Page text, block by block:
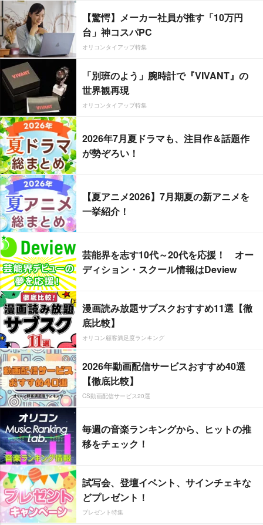
【驚愕】メーカー社員が推す「10万円
台」神コスパPC
オリコンタイアップ特集
「別班のよう」腕時計で『VIVANT』の
世界観再現
オリコンタイアップ特集
2026年7月夏ドラマも、注目作＆話題作
が勢ぞろい！
【夏アニメ2026】7月期夏の新アニメを
一挙紹介！
芸能界を志す10代～20代を応援！ オー
ディション・スクール情報はDeview
漫画読み放題サブスクおすすめ11選【徹
底比較】
オリコン顧客満足度ランキング
2026年動画配信サービスおすすめ40選
【徹底比較】
CS動画配信サービス20選
毎週の音楽ランキングから、ヒットの推
移をチェック！
試写会、登壇イベント、サインチェキな
どプレゼント！
プレゼント特集